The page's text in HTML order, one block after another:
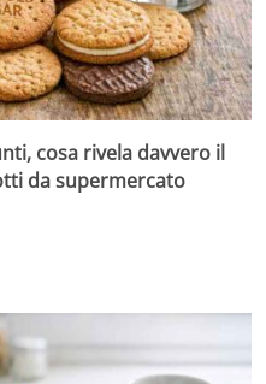
cosa rivela davvero il
da supermercato